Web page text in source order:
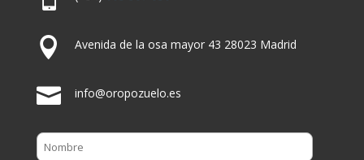
 Avenida de la osa mayor 43 28023 Madrid
 info@oropozuelo.es